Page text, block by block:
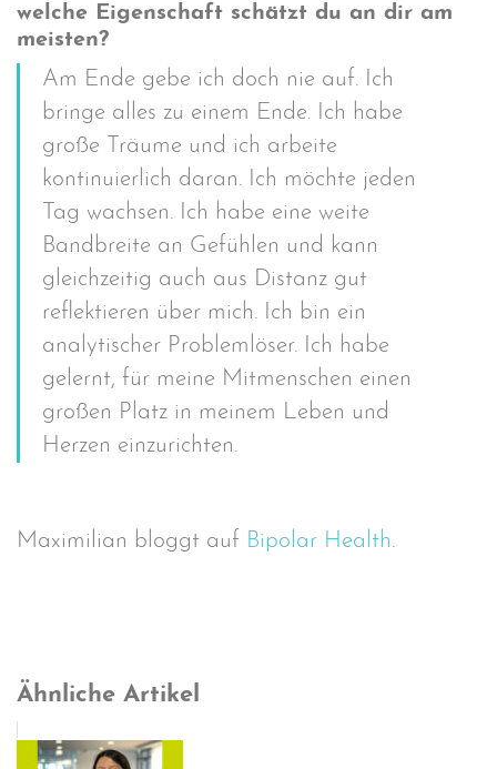
welche Eigenschaft schätzt du an dir am
meisten?
Am Ende gebe ich doch nie auf. Ich
bringe alles zu einem Ende. Ich habe
große Träume und ich arbeite
kontinuierlich daran. Ich möchte jeden
Tag wachsen. Ich habe eine weite
Bandbreite an Gefühlen und kann
gleichzeitig auch aus Distanz gut
reflektieren über mich. Ich bin ein
analytischer Problemlöser. Ich habe
gelernt, für meine Mitmenschen einen
großen Platz in meinem Leben und
Herzen einzurichten.
Maximilian bloggt auf Bipolar Health.
Ähnliche Artikel